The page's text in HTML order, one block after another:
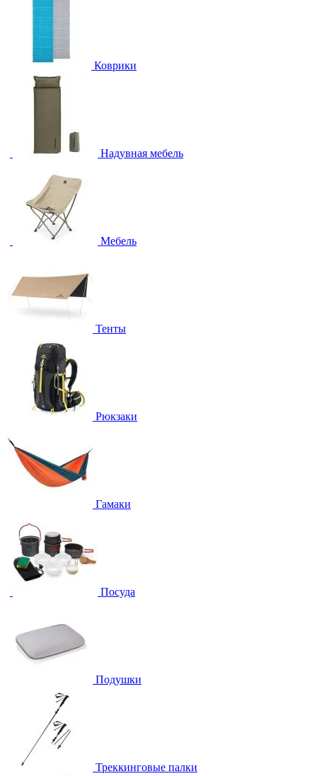
Коврики
Надувная мебель
Мебель
Тенты
Рюкзаки
Гамаки
Посуда
Подушки
Треккинговые палки